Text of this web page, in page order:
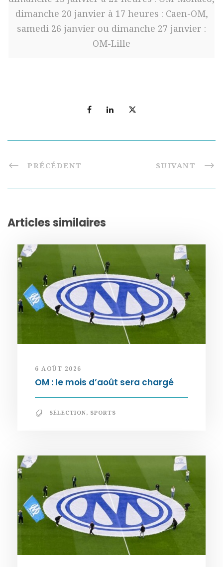
dimanche 20 janvier à 17 heures : Caen-OM,
samedi 26 janvier ou dimanche 27 janvier :
OM-Lille
PRÉCÉDENT SUIVANT
Articles similaires
6 AOÛT 2026
OM : le mois d’août sera chargé
SÉLECTION, SPORTS